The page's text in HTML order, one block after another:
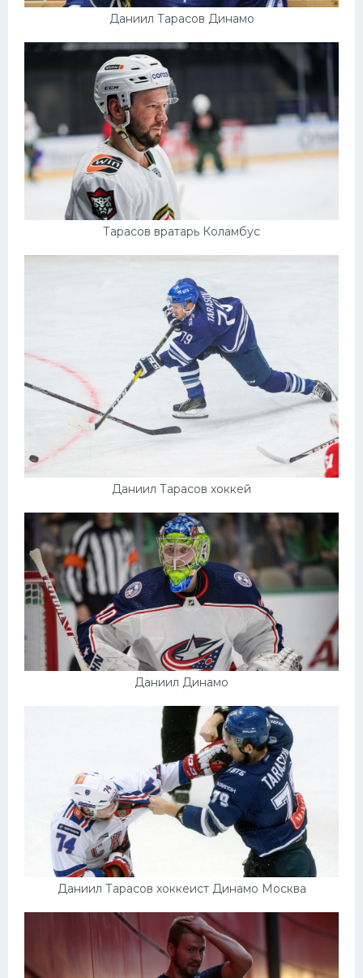
Даниил Тарасов Динамо
Тарасов вратарь Коламбус
Даниил Тарасов хоккей
Даниил Динамо
Даниил Тарасов хоккеист Динамо Москва